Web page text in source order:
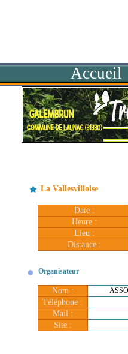
Accueil
La Vallesvilloise
Date :
Heure :
Lieu :
Distance :
Organisateur
Nom :
Téléphone :
Mail :
Site :